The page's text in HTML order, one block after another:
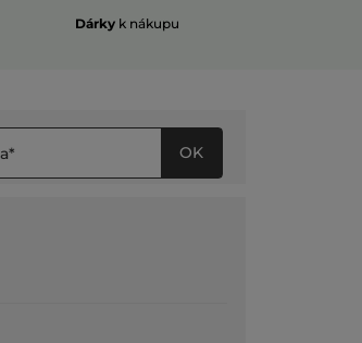
Dárky k nákupu
OK